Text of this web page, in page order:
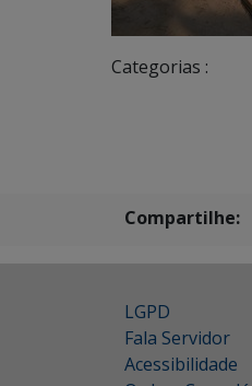
Categorias :
Compartilhe:
LGPD
Fala Servidor
Acessibilidade